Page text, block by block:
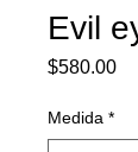
Evil
$580.00
Medida *